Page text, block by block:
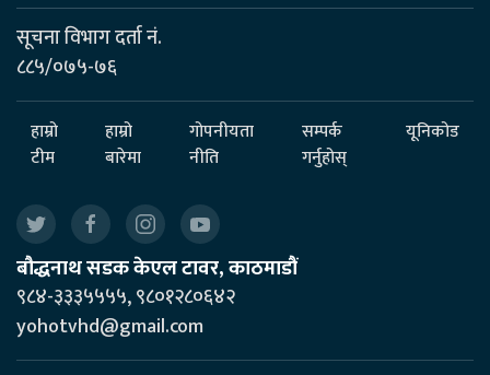
सूचना विभाग दर्ता नं.
८८५/०७५-७६
हाम्रो
टीम
हाम्रो
बारेमा
गोपनीयता
नीति
सम्पर्क
गर्नुहोस्
यूनिकोड
बौद्धनाथ सडक केएल टावर, काठमाडौं
९८४-३३३५५५५, ९८०१२८०६४२
yohotvhd@gmail.com